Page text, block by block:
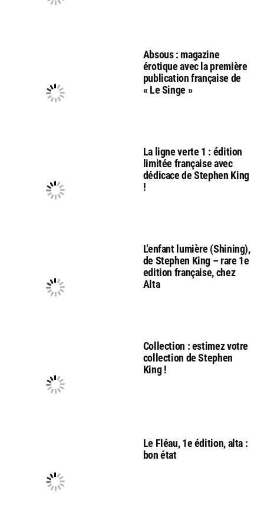
Absous : magazine
érotique avec la première
publication française de
« Le Singe »
La ligne verte 1 : édition
limitée française avec
dédicace de Stephen King
!
L’enfant lumière (Shining),
de Stephen King – rare 1e
edition française, chez
Alta
Collection : estimez votre
collection de Stephen
King !
Le Fléau, 1e édition, alta :
bon état